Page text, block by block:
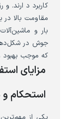
کاربرد
مقاومت بالا در
بار و
جوش در
که موجب بهبود
مزایای
استحکام و